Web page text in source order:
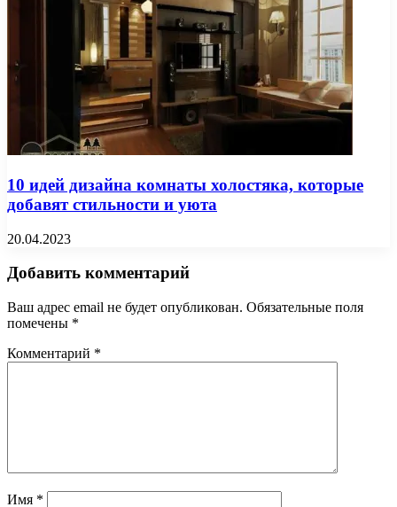
10 идей дизайна комнаты холостяка, которые
добавят стильности и уюта
20.04.2023
Добавить комментарий
Ваш адрес email не будет опубликован. Обязательные поля
помечены *
Комментарий *
Имя *